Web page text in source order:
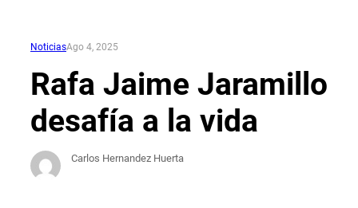
NoticiasAgo 4, 2025
Rafa Jaime Jaramillo
desafía a la vida
Carlos Hernandez Huerta